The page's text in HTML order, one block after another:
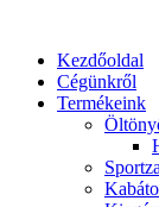
tartalomhozKezdőoldal
Cégünkről
Termékeink